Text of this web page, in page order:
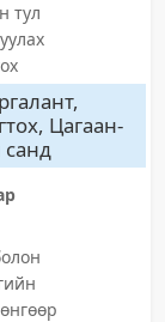
тул
Цагаан-